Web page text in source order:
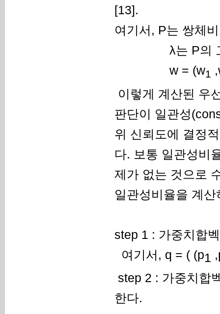
[13].
여기서, P는 쌍체
λ는 P의 고
w = (w1
이렇게 계산된 우
판단이 일관성
위 신뢰도에 결정
다. 보통 일관성비
제가 없는 것으로
일관성비율을 계
step 1 : 가중치합
여기서, q = ( (p1
step 2 : 가중치합
한다.